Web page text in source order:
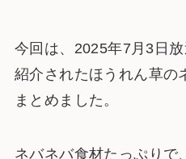
今回は、2025年7月3日
紹介されたほうれん草の
まとめました。
ネバネバ食材たっぷりで